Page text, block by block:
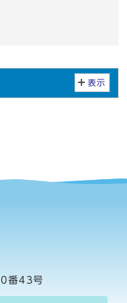
表示
番43号